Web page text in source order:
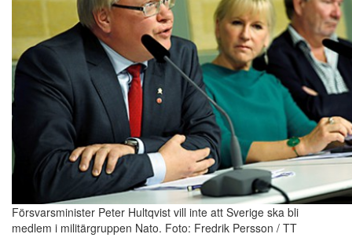
Försvarsminister Peter Hultqvist vill inte att Sverige ska bli
medlem i militärgruppen Nato. Foto: Fredrik Persson / TT